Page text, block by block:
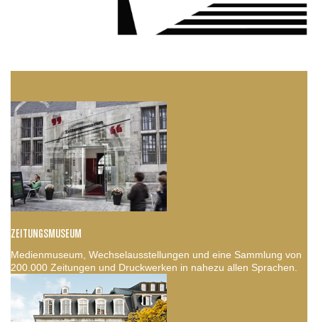
ZEITUNGSMUSEUM
Medienmuseum, Wechselausstellungen und eine Sammlung von
200.000 Zeitungen und Druckwerken in nahezu allen Sprachen.